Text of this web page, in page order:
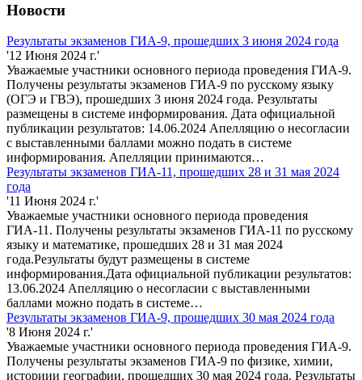
Новости
Результаты экзаменов ГИА-9, прошедших 3 июня 2024 года
'12 Июня 2024 г.'
Уважаемые участники основного периода проведения ГИА-9.
Получены результаты экзаменов ГИА-9 по русскому языку
(ОГЭ и ГВЭ), прошедших 3 июня 2024 года. Результаты
размещены в системе информирования. Дата официальной
публикации результатов: 14.06.2024 Апелляцию о несогласии
с выставленными баллами можно подать в системе
информирования. Апелляции принимаются…
Результаты экзаменов ГИА-11, прошедших 28 и 31 мая 2024
года
'11 Июня 2024 г.'
Уважаемые участники основного периода проведения
ГИА-11. Получены результаты экзаменов ГИА-11 по русскому
языку и математике, прошедших 28 и 31 мая 2024
года.Результаты будут размещены в системе
информирования.Дата официальной публикации результатов:
13.06.2024 Апелляцию о несогласии с выставленными
баллами можно подать в системе…
Результаты экзаменов ГИА-9, прошедших 30 мая 2024 года
'8 Июня 2024 г.'
Уважаемые участники основного периода проведения ГИА-9.
Получены результаты экзаменов ГИА-9 по физике, химии,
историии географии, прошедших 30 мая 2024 года. Результаты